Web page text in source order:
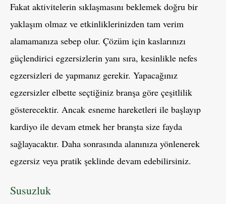
Fakat aktivitelerin sıklaşmasını beklemek doğru bir
yaklaşım olmaz ve etkinliklerinizden tam verim
alamamanıza sebep olur. Çözüm için kaslarınızı
güçlendirici egzersizlerin yanı sıra, kesinlikle nefes
egzersizleri de yapmanız gerekir. Yapacağınız
egzersizler elbette seçtiğiniz branşa göre çeşitlilik
gösterecektir. Ancak esneme hareketleri ile başlayıp
kardiyo ile devam etmek her branşta size fayda
sağlayacaktır. Daha sonrasında alanınıza yönlenerek
egzersiz veya pratik şeklinde devam edebilirsiniz.
Susuzluk